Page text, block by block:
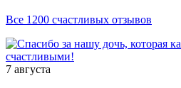
Все 1200 счастливых отзывов
7 августа